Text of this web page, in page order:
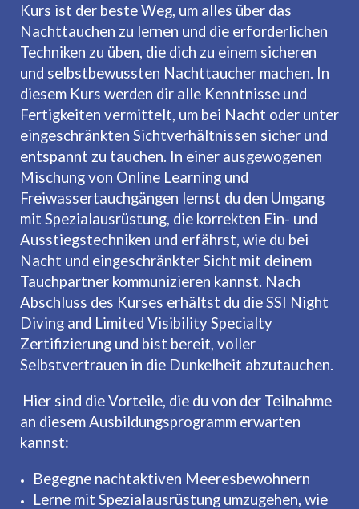
Kurs ist der beste Weg, um alles über das
Nachttauchen zu lernen und die erforderlichen
Techniken zu üben, die dich zu einem sicheren
und selbstbewussten Nachttaucher machen. In
diesem Kurs werden dir alle Kenntnisse und
Fertigkeiten vermittelt, um bei Nacht oder unter
eingeschränkten Sichtverhältnissen sicher und
entspannt zu tauchen. In einer ausgewogenen
Mischung von Online Learning und
Freiwassertauchgängen lernst du den Umgang
mit Spezialausrüstung, die korrekten Ein- und
Ausstiegstechniken und erfährst, wie du bei
Nacht und eingeschränkter Sicht mit deinem
Tauchpartner kommunizieren kannst. Nach
Abschluss des Kurses erhältst du die SSI Night
Diving and Limited Visibility Specialty
Zertifizierung und bist bereit, voller
Selbstvertrauen in die Dunkelheit abzutauchen.
Hier sind die Vorteile, die du von der Teilnahme
an diesem Ausbildungsprogramm erwarten
kannst:
Begegne nachtaktiven Meeresbewohnern
Lerne mit Spezialausrüstung umzugehen, wie